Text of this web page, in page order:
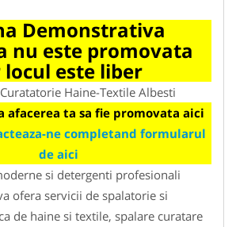
Demonstrativa
nu este promovata
locul este liber
Haine-Textile Albesti
afacerea ta sa fie promovata aici
ne completand formularul
de aici
si detergenti profesionali
ofera servicii de spalatorie si
de haine si textile, spalare curatare